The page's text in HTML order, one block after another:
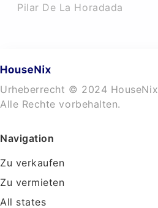
Pilar De La Horadada
Urheberrecht © 2024 HouseNix
Alle Rechte vorbehalten.
Navigation
Zu verkaufen
Zu vermieten
All states